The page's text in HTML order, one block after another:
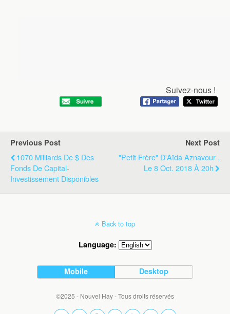
Suivez-nous !
Previous Post
1070 Milliards De $ Des
Fonds De Capital-
Investissement Disponibles
Next Post
"Petit Frère" D'Aïda Aznavour ,
Le 8 Oct. 2018 À 20h
Back to top
Language:
Mobile Desktop
©2025 - Nouvel Hay - Tous droits réservés